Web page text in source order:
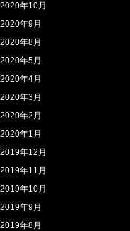
2020年10月
2020年9月
2020年8月
2020年5月
2020年4月
2020年3月
2020年2月
2020年1月
2019年12月
2019年11月
2019年10月
2019年9月
2019年8月